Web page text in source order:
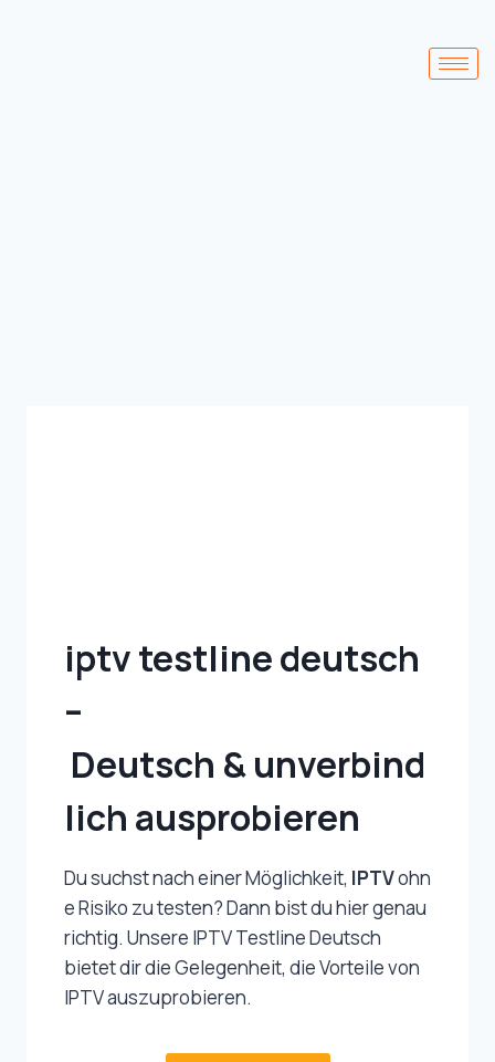
iptv testline deutsch
–
Deutsch & unverbind
lich ausprobieren
Du suchst nach einer Möglichkeit, IPTVohn
e Risiko zu testen? Dann bist du hier genau
richtig. Unsere IPTV Testline Deutsch
bietet dir die Gelegenheit, die Vorteile von
IPTV auszuprobieren.